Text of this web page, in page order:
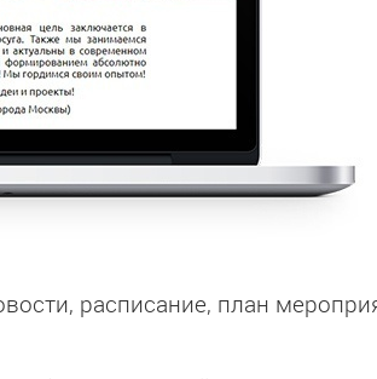
расписание, план